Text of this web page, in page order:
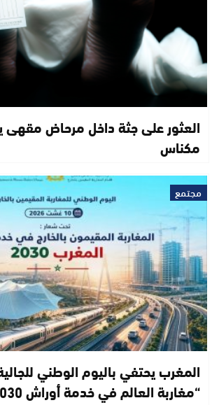
العثور على جثة داخل مرحاض مقهى
مكناس
مجتمع
المغرب يحتفي باليوم الوطني
“مغاربة العالم في خدمة أوراش 2030”